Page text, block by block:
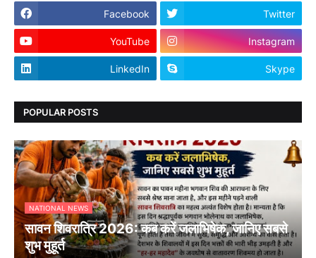
Facebook Twitter
YouTube Instagram
LinkedIn Skype
POPULAR POSTS
NATIONAL NEWS
सावन शिवरात्रि 2026: कब करें जलाभिषेक, जानिए सबसे
शुभ मुहूर्त